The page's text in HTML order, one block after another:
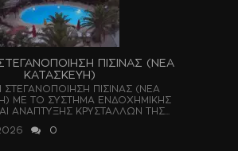
ΠΙΣΙΝΑΣ (ΝΕΑ
ΚΑΤΑΣΚΕΥΗ)
ΣΤΕΓΑΝΟΠΟΙΗΣΗ ΠΙΣΙΝΑΣ (ΝΕΑ
ΜΕ ΤΟ ΣΥΣΤΗΜΑ ΕΝΔΟΧΗΜΙΚΗΣ
ΑΝΑΠΤΥΞΗΣ ΚΡΥΣΤΑΛΛΩΝ ΤΗΣ...
0